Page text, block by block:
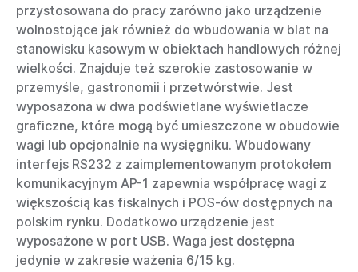
przystosowana do pracy zarówno jako urządzenie
wolnostojące jak również do wbudowania w blat na
stanowisku kasowym w obiektach handlowych różnej
wielkości. Znajduje też szerokie zastosowanie w
przemyśle, gastronomii i przetwórstwie. Jest
wyposażona w dwa podświetlane wyświetlacze
graficzne, które mogą być umieszczone w obudowie
wagi lub opcjonalnie na wysięgniku. Wbudowany
interfejs RS232 z zaimplementowanym protokołem
komunikacyjnym AP-1 zapewnia współpracę wagi z
większością kas fiskalnych i POS-ów dostępnych na
polskim rynku. Dodatkowo urządzenie jest
wyposażone w port USB. Waga jest dostępna
jedynie w zakresie ważenia 6/15 kg.